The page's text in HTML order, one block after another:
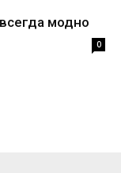
модно
0